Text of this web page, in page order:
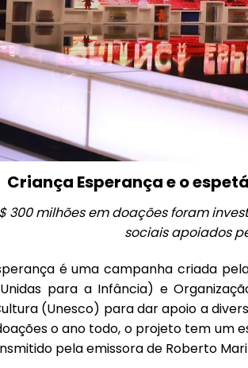
Criança Esperança e o
300 milhões em doações foram
sociais apoiados
é uma campanha criada
para a Infância) e
(Unesco) para dar apoio a
o ano todo, o projeto tem um
pela emissora de Roberto